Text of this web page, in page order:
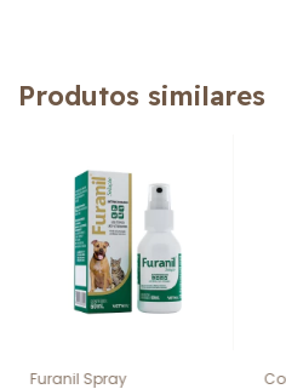
Produtos similares
Furanil Spray